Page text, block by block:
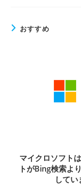
おすすめ
マイクロソフト
トがBing検索よ
して